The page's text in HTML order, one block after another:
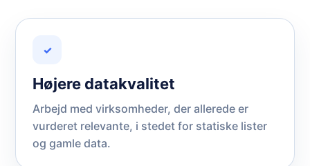
✓
Højere datakvalitet
Arbejd med virksomheder, der allerede er
vurderet relevante, i stedet for statiske lister
og gamle data.